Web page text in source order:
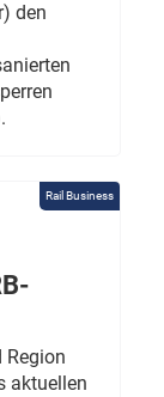
den
Rail Business
Region
aktuellen